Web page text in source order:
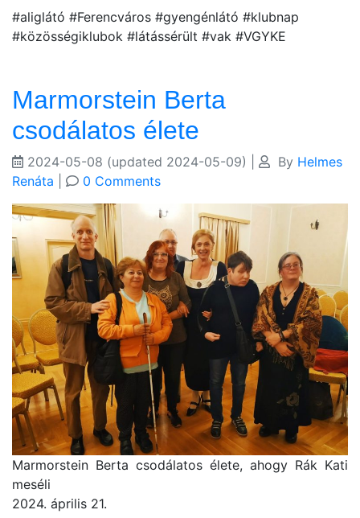
#aliglátó #Ferencváros #gyengénlátó #klubnap
#közösségiklubok #látássérült #vak #VGYKE
Marmorstein Berta
csodálatos élete
2024-05-08 (updated 2024-05-09) By Helmes
Renáta
0 Comments
Marmorstein Berta csodálatos élete, ahogy Rák Kati
meséli
2024. április 21.